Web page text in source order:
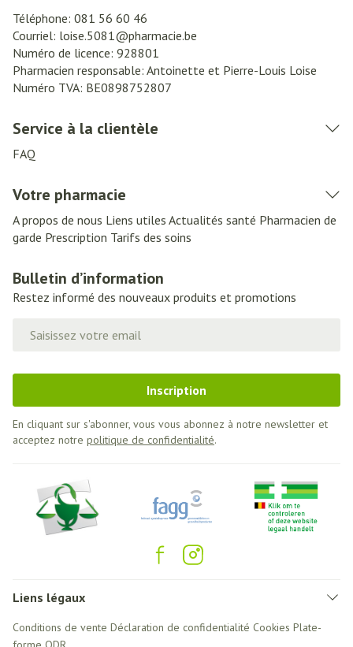
Téléphone: 081 56 60 46
Courriel: loise.5081@pharmacie.be
Numéro de licence: 928801
Pharmacien responsable: Antoinette et Pierre-Louis Loise
Numéro TVA: BE0898752807
Service à la clientèle
FAQ
Votre pharmacie
A propos de nous Liens utiles Actualités santé Pharmacien de
garde Prescription Tarifs des soins
Bulletin d’information
Restez informé des nouveaux produits et promotions
Inscription
En cliquant sur s'abonner, vous vous abonnez à notre newsletter et
acceptez notre politique de confidentialité.
Liens légaux
Conditions de vente Déclaration de confidentialité Cookies Plate-